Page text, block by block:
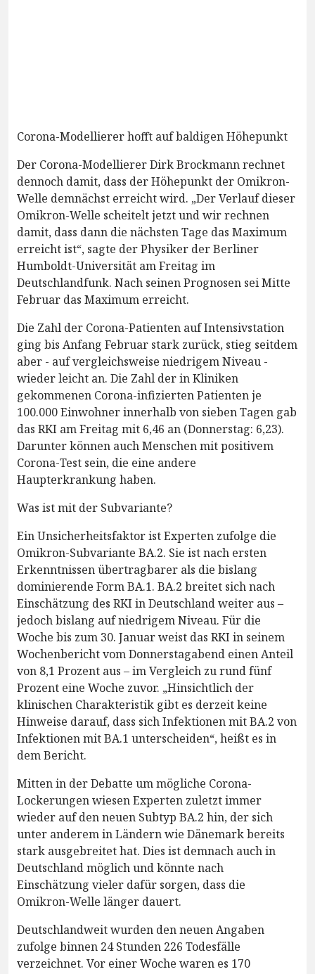
Corona-Modellierer hofft auf baldigen Höhepunkt
Der Corona-Modellierer Dirk Brockmann rechnet
dennoch damit, dass der Höhepunkt der Omikron-
Welle demnächst erreicht wird. „Der Verlauf dieser
Omikron-Welle scheitelt jetzt und wir rechnen
damit, dass dann die nächsten Tage das Maximum
erreicht ist“, sagte der Physiker der Berliner
Humboldt-Universität am Freitag im
Deutschlandfunk. Nach seinen Prognosen sei Mitte
Februar das Maximum erreicht.
Die Zahl der Corona-Patienten auf Intensivstation
ging bis Anfang Februar stark zurück, stieg seitdem
aber - auf vergleichsweise niedrigem Niveau -
wieder leicht an. Die Zahl der in Kliniken
gekommenen Corona-infizierten Patienten je
100.000 Einwohner innerhalb von sieben Tagen gab
das RKI am Freitag mit 6,46 an (Donnerstag: 6,23).
Darunter können auch Menschen mit positivem
Corona-Test sein, die eine andere
Haupterkrankung haben.
Was ist mit der Subvariante?
Ein Unsicherheitsfaktor ist Experten zufolge die
Omikron-Subvariante BA.2. Sie ist nach ersten
Erkenntnissen übertragbarer als die bislang
dominierende Form BA.1. BA.2 breitet sich nach
Einschätzung des RKI in Deutschland weiter aus –
jedoch bislang auf niedrigem Niveau. Für die
Woche bis zum 30. Januar weist das RKI in seinem
Wochenbericht vom Donnerstagabend einen Anteil
von 8,1 Prozent aus – im Vergleich zu rund fünf
Prozent eine Woche zuvor. „Hinsichtlich der
klinischen Charakteristik gibt es derzeit keine
Hinweise darauf, dass sich Infektionen mit BA.2 von
Infektionen mit BA.1 unterscheiden“, heißt es in
dem Bericht.
Mitten in der Debatte um mögliche Corona-
Lockerungen wiesen Experten zuletzt immer
wieder auf den neuen Subtyp BA.2 hin, der sich
unter anderem in Ländern wie Dänemark bereits
stark ausgebreitet hat. Dies ist demnach auch in
Deutschland möglich und könnte nach
Einschätzung vieler dafür sorgen, dass die
Omikron-Welle länger dauert.
Deutschlandweit wurden den neuen Angaben
zufolge binnen 24 Stunden 226 Todesfälle
verzeichnet. Vor einer Woche waren es 170